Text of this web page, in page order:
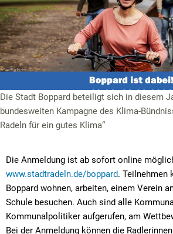
Die Stadt Boppard beteiligt sich in diesem
bundesweiten Kampagne des Klima-
Radeln für ein gutes Klima“
Die Anmeldung ist ab sofort online
www.stadtradeln.de/boppard. Teilnehmen
Boppard wohnen, arbeiten, einem Verein
Schule besuchen. Auch sind alle
Kommunalpolitiker aufgerufen, am
Bei der Anmeldung können die